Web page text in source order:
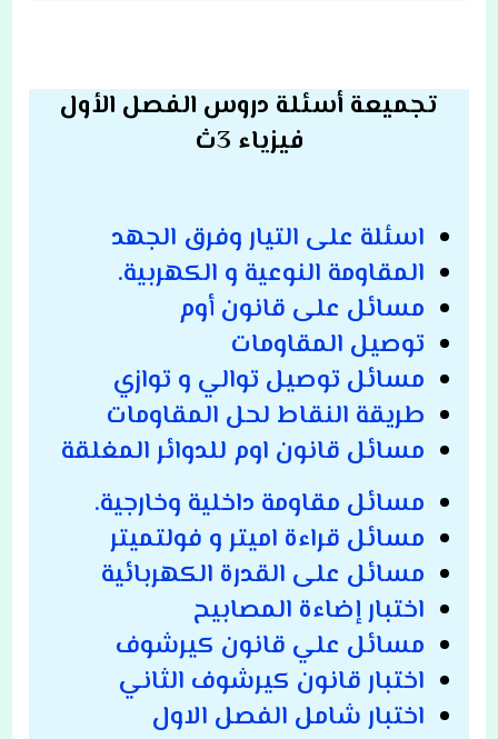
تجميعة أسئلة دروس الفصل الأول
فيزياء 3ث
اسئلة على التيار وفرق الجهد
المقاومة النوعية و الكهربية.
مسائل على قانون أوم
توصيل المقاومات
مسائل توصيل توالي و توازي
طريقة النقاط لحل المقاومات
مسائل قانون اوم للدوائر المغلقة
مسائل مقاومة داخلية وخارجية.
مسائل قراءة اميتر و فولتميتر
مسائل على القدرة الكهربائية
اختبار إضاءة المصابيح
مسائل علي قانون كيرشوف
اختبار قانون كيرشوف الثاني
اختبار شامل الفصل الاول